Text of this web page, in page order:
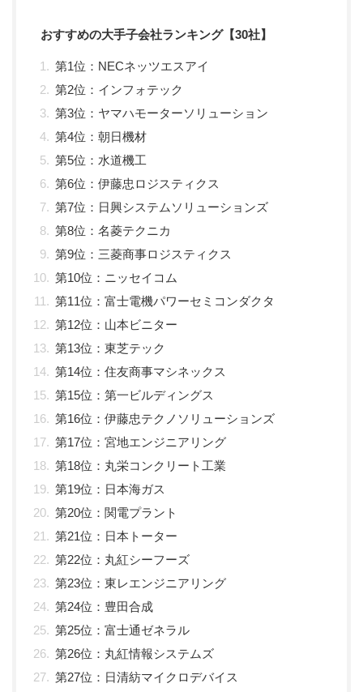
おすすめの大手子会社ランキング【30社】
第1位：NECネッツエスアイ
第2位：インフォテック
第3位：ヤマハモーターソリューション
第4位：朝日機材
第5位：水道機工
第6位：伊藤忠ロジスティクス
第7位：日興システムソリューションズ
第8位：名菱テクニカ
第9位：三菱商事ロジスティクス
第10位：ニッセイコム
第11位：富士電機パワーセミコンダクタ
第12位：山本ビニター
第13位：東芝テック
第14位：住友商事マシネックス
第15位：第一ビルディングス
第16位：伊藤忠テクノソリューションズ
第17位：宮地エンジニアリング
第18位：丸栄コンクリート工業
第19位：日本海ガス
第20位：関電プラント
第21位：日本トーター
第22位：丸紅シーフーズ
第23位：東レエンジニアリング
第24位：豊田合成
第25位：富士通ゼネラル
第26位：丸紅情報システムズ
第27位：日清紡マイクロデバイス